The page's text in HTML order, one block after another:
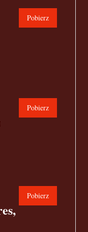
Pobierz
Pobierz
Pobierz